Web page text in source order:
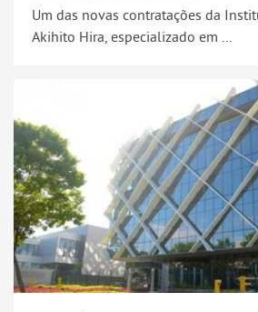
Um das novas contratações da
Akihito Hira, especializado em ...